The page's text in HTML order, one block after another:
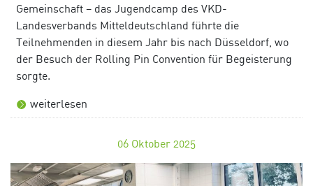
Gemeinschaft – das Jugendcamp des VKD-
Landesverbands Mitteldeutschland führte die
Teilnehmenden in diesem Jahr bis nach Düsseldorf, wo
der Besuch der Rolling Pin Convention für Begeisterung
sorgte.
weiterlesen
06 Oktober 2025